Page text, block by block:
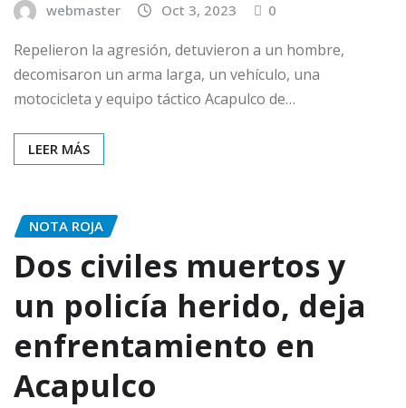
webmaster Oct 3, 2023 0
Repelieron la agresión, detuvieron a un hombre,
decomisaron un arma larga, un vehículo, una
motocicleta y equipo táctico Acapulco de…
LEER MÁS
NOTA ROJA
Dos civiles muertos y
un policía herido, deja
enfrentamiento en
Acapulco